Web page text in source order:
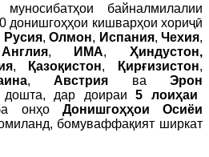
байналмилалии
донишгоҳҳои кишварҳои хориҷӣ
Русия,Олмон, Испания,Чехия,
Англия, ИМА, Ҳиндустон,
, Қазоқистон, Қирғизистон,
, Австрия ва Эрон
дошта, дар доираи5 лоиҳаи
онҳо Донишгоҳҳои Осиёи
бомуваффақият ширкат